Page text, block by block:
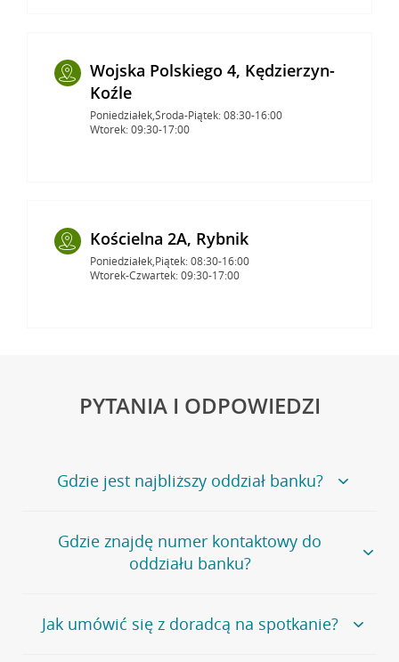
Wojska Polskiego 4, Kędzierzyn-
Koźle
Poniedziałek,Środa-Piątek: 08:30-16:00
Wtorek: 09:30-17:00
Kościelna 2A, Rybnik
Poniedziałek,Piątek: 08:30-16:00
Wtorek-Czwartek: 09:30-17:00
PYTANIA I ODPOWIEDZI
Gdzie jest najbliższy oddział banku?
Jeśli szukasz oddziału naszego banku, zapraszamy na
stronęPlacówki i bankomaty, na której znajduje się
wygodna wyszukiwarka.
oddziałów
Gdzie znajdę numer kontaktowy do
oddziału banku?
Bank Credit Agricole nie udostępnia ogólnego numeru
telefonu do placówki bankowej.
Jak umówić się z doradcą na spotkanie?